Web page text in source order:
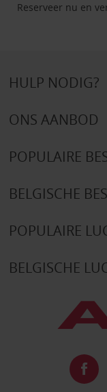
Reserveer nu en
HULP NODIG?
ONS AANBOD
POPULAIRE
BELGISCHE
POPULAIRE
BELGISCHE